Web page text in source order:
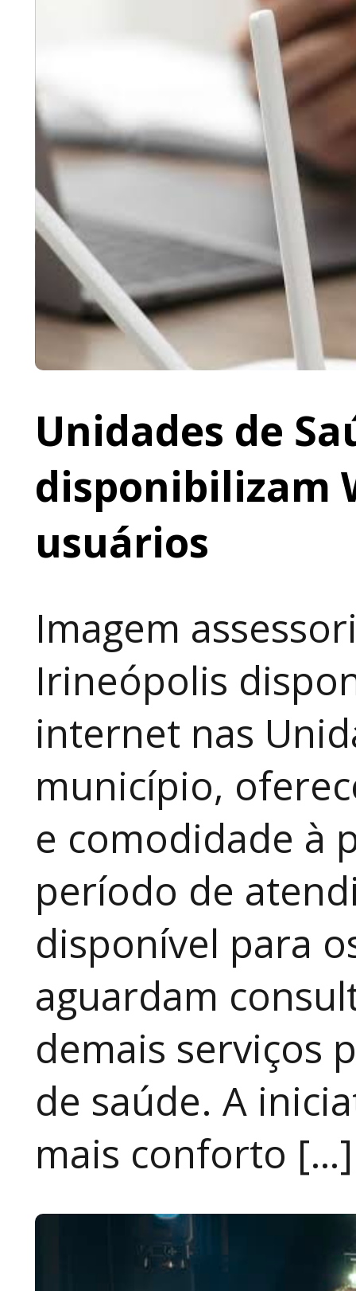
Unidades de
disponibilizam
usuários
Imagem
Irineópolis
internet nas
município,
e comodidade à
período de
disponível para
aguardam
demais serviços
de saúde. A
mais conforto […]